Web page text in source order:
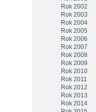
Rok 2002
Rok 2003
Rok 2004
Rok 2005
Rok 2006
Rok 2007
Rok 2008
Rok 2009
Rok 2010
Rok 2011
Rok 2012
Rok 2013
Rok 2014